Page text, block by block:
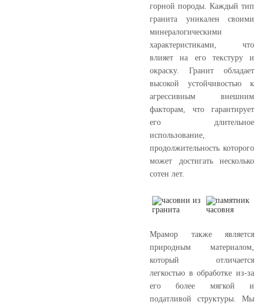
горной породы. Каждый тип
гранита уникален своими
минералогическими
характеристиками, что
влияет на его текстуру и
окраску. Гранит обладает
высокой устойчивостью к
агрессивным внешним
факторам, что гарантирует
его длительное
использование,
продолжительность которого
может достигать несколько
сотен лет.
Мрамор также является
природным материалом,
который отличается
легкостью в обработке из-за
его более мягкой и
податливой структуры. Мы